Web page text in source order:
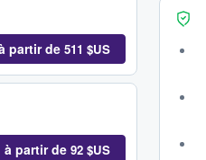
partir de 511 $US
à partir de 92 $US